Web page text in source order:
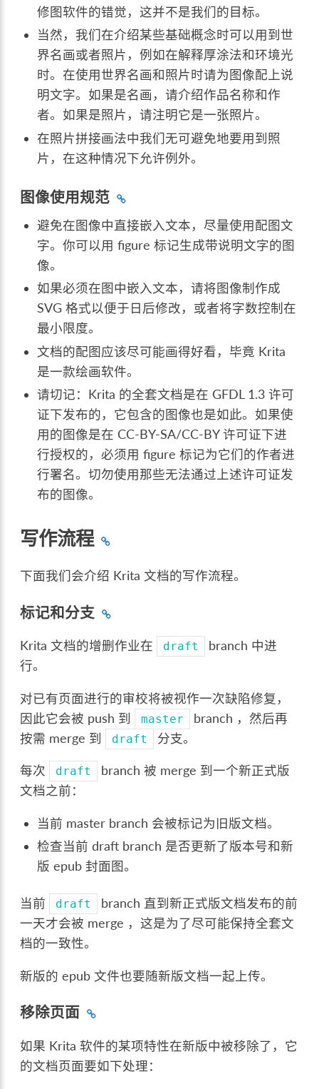
修图软件的错觉，这并不是我们的目标。
当然，我们在介绍某些基础概念时可以用到世
界名画或者照片，例如在解释厚涂法和环境光
时。在使用世界名画和照片时请为图像配上说
明文字。如果是名画，请介绍作品名称和作
者。如果是照片，请注明它是一张照片。
在照片拼接画法中我们无可避免地要用到照
片，在这种情况下允许例外。
图像使用规范
避免在图像中直接嵌入文本，尽量使用配图文
字。你可以用 figure 标记生成带说明文字的图
像。
如果必须在图中嵌入文本，请将图像制作成
SVG 格式以便于日后修改，或者将字数控制在
最小限度。
文档的配图应该尽可能画得好看，毕竟 Krita
是一款绘画软件。
请切记：Krita 的全套文档是在 GFDL 1.3 许可
证下发布的，它包含的图像也是如此。如果使
用的图像是在 CC-BY-SA/CC-BY 许可证下进
行授权的，必须用 figure 标记为它们的作者进
行署名。切勿使用那些无法通过上述许可证发
布的图像。
写作流程
下面我们会介绍 Krita 文档的写作流程。
标记和分支
Krita 文档的增删作业在 draft
branch 中进
行。
对已有页面进行的审校将被视作一次缺陷修复，
因此它会被 push 到
master
branch ，然后再
按需 merge 到
draft 分支。
每次 draft
branch 被 merge 到一个新正式版
文档之前：
当前 master branch 会被标记为旧版文档。
检查当前 draft branch 是否更新了版本号和新
版 epub 封面图。
当前 draft
branch 直到新正式版文档发布的前
一天才会被 merge ，这是为了尽可能保持全套文
档的一致性。
新版的 epub 文件也要随新版文档一起上传。
移除页面
如果 Krita 软件的某项特性在新版中被移除了，它
的文档页面要如下处理：